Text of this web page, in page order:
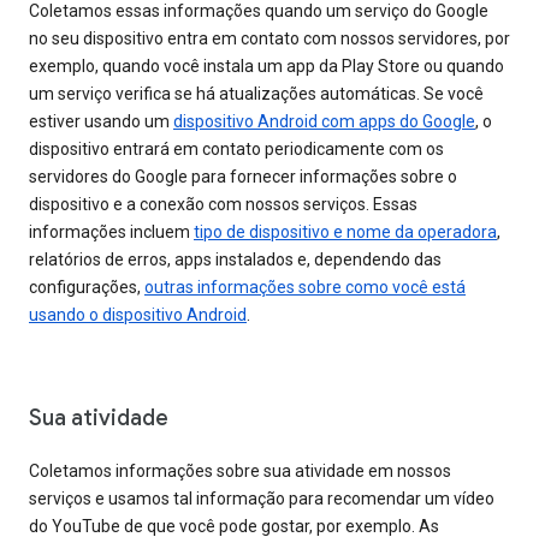
Coletamos essas informações quando um serviço do Google
no seu dispositivo entra em contato com nossos servidores, por
exemplo, quando você instala um app da Play Store ou quando
um serviço verifica se há atualizações automáticas. Se você
estiver usando um dispositivo Android com apps do Google, o
dispositivo entrará em contato periodicamente com os
servidores do Google para fornecer informações sobre o
dispositivo e a conexão com nossos serviços. Essas
informações incluem tipo de dispositivo e nome da operadora,
relatórios de erros, apps instalados e, dependendo das
configurações, outras informações sobre como você está
usando o dispositivo Android.
Sua atividade
Coletamos informações sobre sua atividade em nossos
serviços e usamos tal informação para recomendar um vídeo
do YouTube de que você pode gostar, por exemplo. As